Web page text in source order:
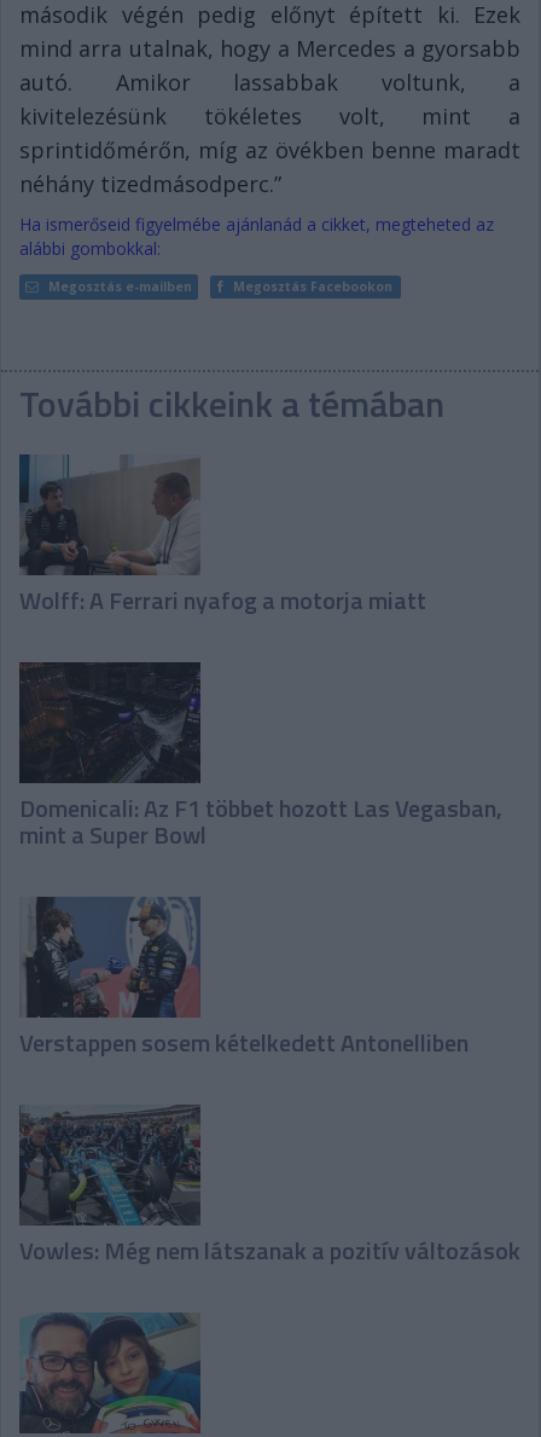
második végén pedig előnyt épített ki. Ezek
mind arra utalnak, hogy a Mercedes a gyorsabb
autó. Amikor lassabbak voltunk, a
kivitelezésünk tökéletes volt, mint a
sprintidőmérőn, míg az övékben benne maradt
néhány tizedmásodperc.”
Ha ismerőseid figyelmébe ajánlanád a cikket, megteheted az
alábbi gombokkal:
Megosztás e-mailben Megosztás Facebookon
További cikkeink a témában
Wolff: A Ferrari nyafog a motorja miatt
Domenicali: Az F1 többet hozott Las Vegasban,
mint a Super Bowl
Verstappen sosem kételkedett Antonelliben
Vowles: Még nem látszanak a pozitív változások